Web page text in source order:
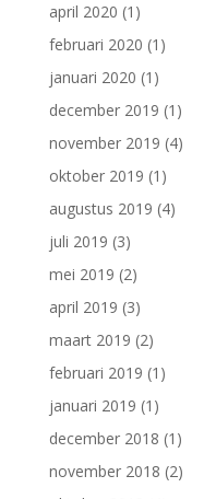
april 2020 (1)
februari 2020 (1)
januari 2020 (1)
december 2019 (1)
november 2019 (4)
oktober 2019 (1)
augustus 2019 (4)
juli 2019 (3)
mei 2019 (2)
april 2019 (3)
maart 2019 (2)
februari 2019 (1)
januari 2019 (1)
december 2018 (1)
november 2018 (2)